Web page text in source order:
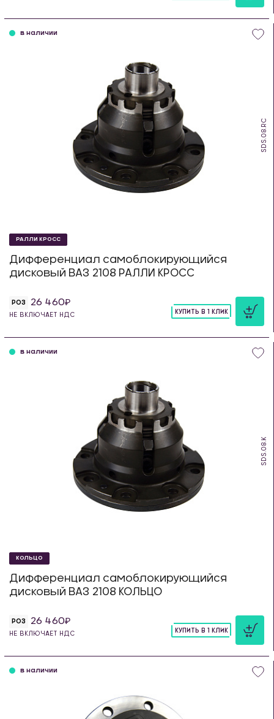
SDS.08.RC
в наличии
РАЛЛИ КРОСС
Дифференциал самоблокирующийся
дисковый ВАЗ 2108 РАЛЛИ КРОСС
РОЗ 26 460
НЕ ВКЛЮЧАЕТ НДС
КУПИТЬ В 1 КЛИК
SDS.08.K
в наличии
КОЛЬЦО
Дифференциал самоблокирующийся
дисковый ВАЗ 2108 КОЛЬЦО
РОЗ 26 460
НЕ ВКЛЮЧАЕТ НДС
КУПИТЬ В 1 КЛИК
в наличии